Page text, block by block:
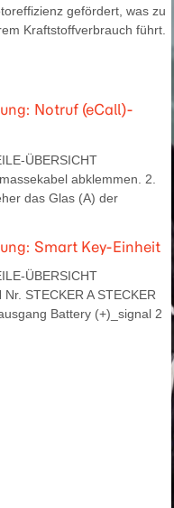
gefördert, was zu
Kraftstoffverbrauch führt.
Notruf (eCall)-
ÜBERSICHT
abklemmen. 2.
das Glas (A) der
Smart Key-Einheit
ÜBERSICHT
STECKER A STECKER
Battery (+)_signal 2